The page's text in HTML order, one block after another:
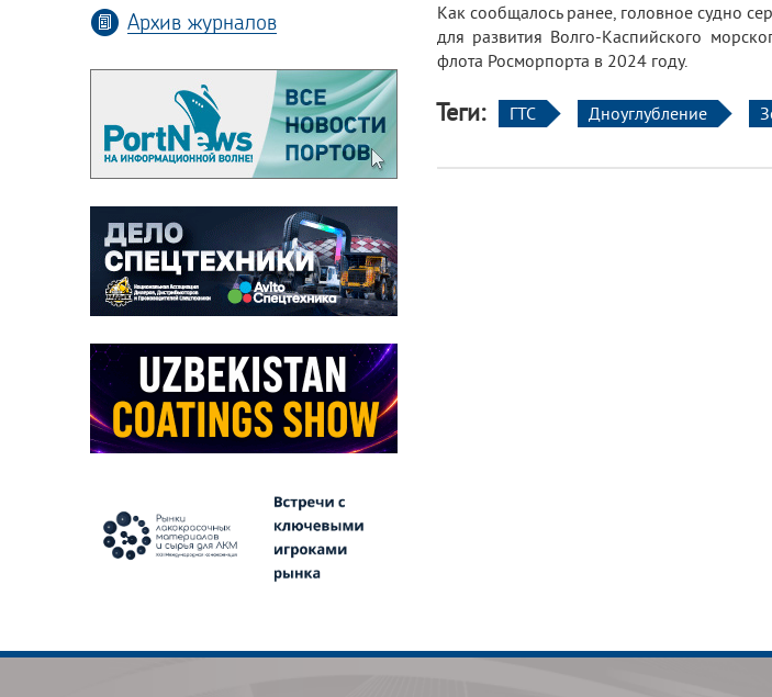
Архив журналов
Как сообщалось ранее, головное судно
для развития Волго-Каспийского
флота Росморпорта в 2024 году.
Теги: ГТС Дноуглубление